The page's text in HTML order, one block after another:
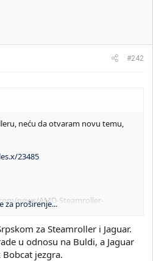
#242
neću da otvaram novu temu,
23485
news/AMD-Steamroller-
za proširenje...
za Steamroller i Jaguar.
u odnosu na Buldi, a Jaguar
jezgra.